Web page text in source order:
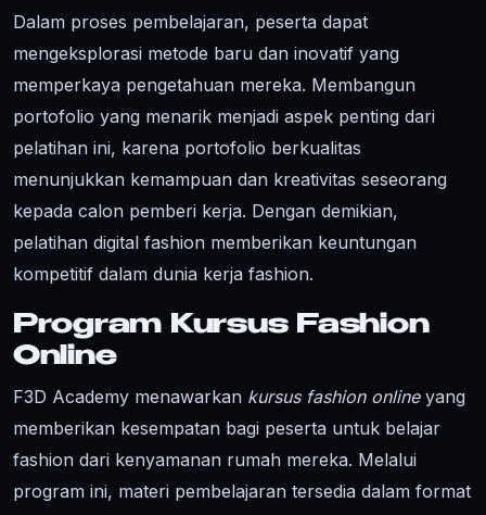
Dalam proses pembelajaran, peserta dapat
mengeksplorasi metode baru dan inovatif yang
memperkaya pengetahuan mereka. Membangun
portofolio yang menarik menjadi aspek penting dari
pelatihan ini, karena portofolio berkualitas
menunjukkan kemampuan dan kreativitas seseorang
kepada calon pemberi kerja. Dengan demikian,
pelatihan digital fashion memberikan keuntungan
kompetitif dalam dunia kerja fashion.
Program Kursus Fashion
Online
F3D Academy menawarkan kursus fashion onlineyang
memberikan kesempatan bagi peserta untuk belajar
fashion dari kenyamanan rumah mereka. Melalui
program ini, materi pembelajaran tersedia dalam format